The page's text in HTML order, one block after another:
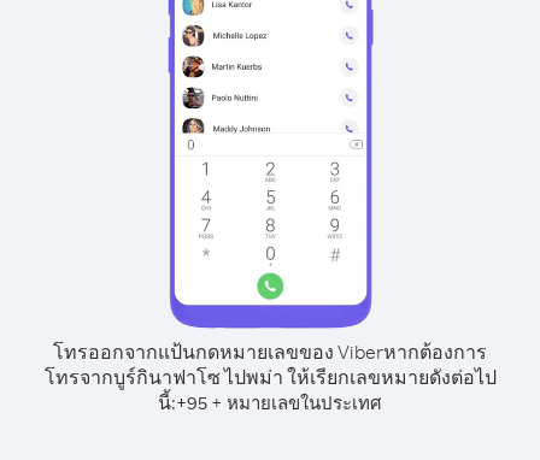
โทรออกจากแป้นกดหมายเลขของ Viberหากต้องการ
โทรจากบูร์กินาฟาโซ ไปพม่า ให้เรียกเลขหมายดังต่อไป
นี้:+95 + หมายเลขในประเทศ